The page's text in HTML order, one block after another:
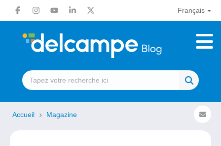
Français
Accueil Magazine